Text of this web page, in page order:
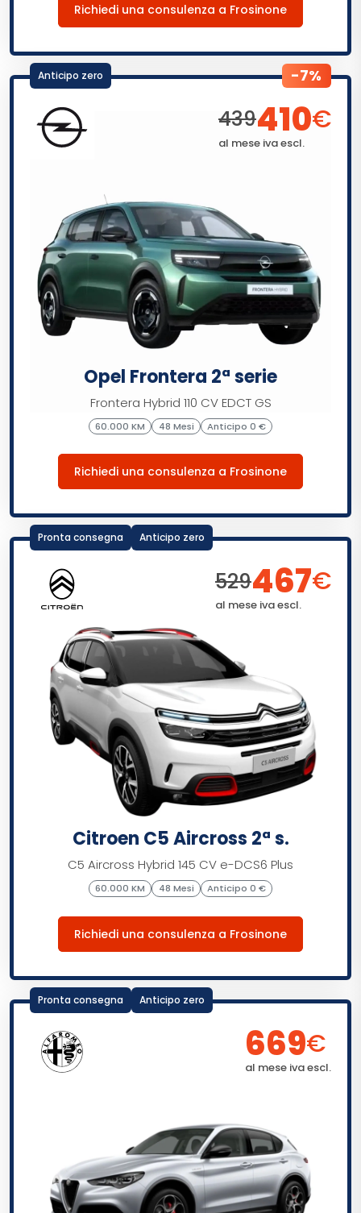
Richiedi una consulenza a Frosinone
-7%
439410€
al mese iva escl.
Anticipo zero
Opel Frontera 2ª serie
Frontera Hybrid 110 CV EDCT GS
60.000 KM 48 Mesi Anticipo 0 €
Richiedi una consulenza a Frosinone
529467€
al mese iva escl.
Pronta consegna Anticipo zero
Citroen C5 Aircross 2ª s.
C5 Aircross Hybrid 145 CV e-DCS6 Plus
60.000 KM 48 Mesi Anticipo 0 €
Richiedi una consulenza a Frosinone
669€
al mese iva escl.
Pronta consegna Anticipo zero